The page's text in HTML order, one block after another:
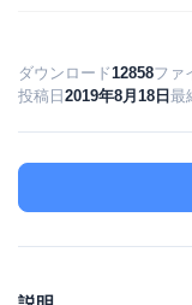
ダウンロード 12858ファ
投稿日 2019年8月18日 最